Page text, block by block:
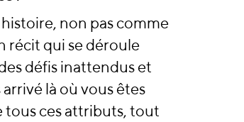
non pas comme
récit qui se déroule
défis inattendus et
là où vous êtes
tous ces attributs, tout